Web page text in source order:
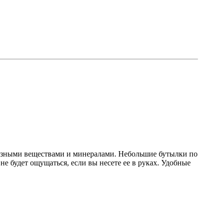
веществами и минералами. Небольшие бутылки по
будет ощущаться, если вы несете ее в руках. Удобные